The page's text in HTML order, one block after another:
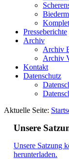
Presseberichte
Archiv
Archiv
Archiv
Kontakt
Datenschutz
Aktuelle Seite:
Unsere
Unsere Satzung
herunterladen.